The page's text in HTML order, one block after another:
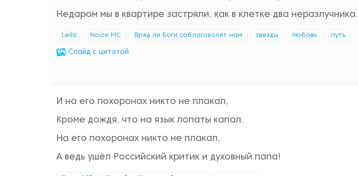
Недаром мы в квартире застряли, как в клетке два неразлучника.
Leila Noize MC Вряд ли Боги соблаговолят нам звезды любовь путь
Cлайд с цитатой
И на его похоронах никто не плакал,
Кроме дождя, что на язык лопаты капал.
На его похоронах никто не плакал,
А ведь ушёл Российский критик и духовный папа!